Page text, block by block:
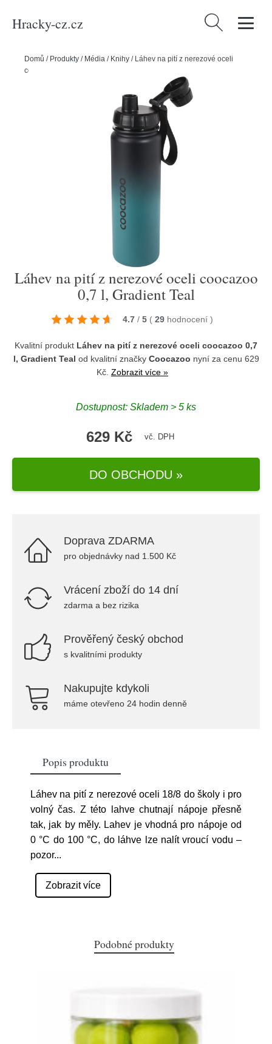
Hracky-cz.cz Vyhledávání
Domů / Produkty / Média / Knihy / Láhev na pití z nerezové oceli
coocazoo 0,7 l, Gradient Teal
Láhev na pití z nerezové oceli coocazoo
0,7 l, Gradient Teal
4.7 / 5 ( 29 hodnocení )
Kvalitní produkt Láhev na pití z nerezové oceli coocazoo 0,7
l, Gradient Teal od kvalitní značky Coocazoo nyní za cenu 629
Kč. Zobrazit více »
Dostupnost: Skladem > 5 ks
629 Kč vč. DPH
DO OBCHODU »
Doprava ZDARMA
pro objednávky nad 1.500 Kč
Vrácení zboží do 14 dní
zdarma a bez rizika
Prověřený český obchod
s kvalitními produkty
Nakupujte kdykoli
máme otevřeno 24 hodin denně
Popis produktu
Láhev na pití z nerezové oceli 18/8 do školy i pro
volný čas. Z této lahve chutnají nápoje přesně
tak, jak by měly. Lahev je vhodná pro nápoje od
0 °C do 100 °C, do láhve lze nalít vroucí vodu –
pozor...
Zobrazit více
Podobné produkty